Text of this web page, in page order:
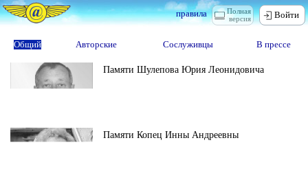
Полная
версия
правила Войти
Общий Авторские Сослуживцы В прессе
Памяти Шулепова Юрия Леонидовича
Памяти Копец Инны Андреевны